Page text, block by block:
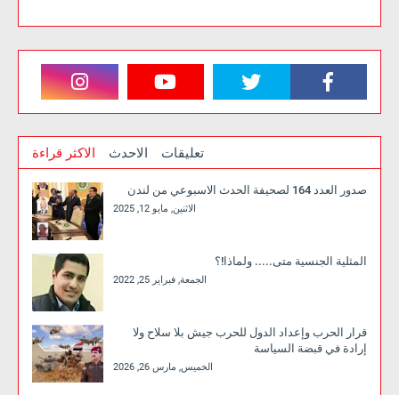
الاكثر قراءة الاحدث تعليقات
صدور العدد 164 لصحيفة الحدث الاسبوعي من لندن
الاثنين, مايو 12, 2025
المثلية الجنسية متى..... ولماذا!؟
الجمعة, فبراير 25, 2022
قرار الحرب وإعداد الدول للحرب جيش بلا سلاح ولا
إرادة في قبضة السياسة
الخميس, مارس 26, 2026